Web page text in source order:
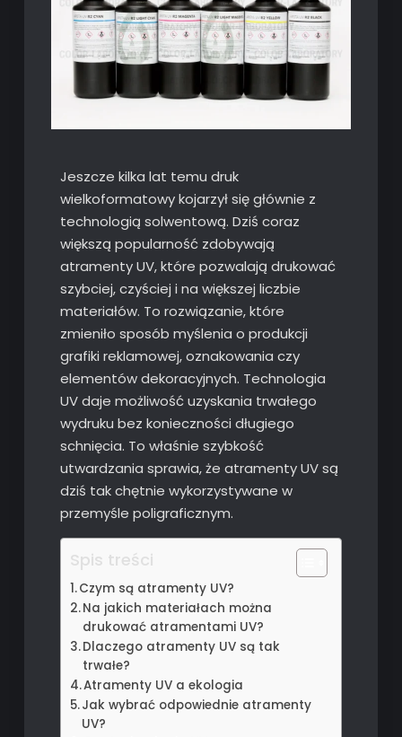
Jeszcze kilka lat temu druk
wielkoformatowy kojarzył się głównie z
technologią solwentową. Dziś coraz
większą popularność zdobywają
atramenty UV, które pozwalają drukować
szybciej, czyściej i na większej liczbie
materiałów. To rozwiązanie, które
zmieniło sposób myślenia o produkcji
grafiki reklamowej, oznakowania czy
elementów dekoracyjnych. Technologia
UV daje możliwość uzyskania trwałego
wydruku bez konieczności długiego
schnięcia. To właśnie szybkość
utwardzania sprawia, że atramenty UV są
dziś tak chętnie wykorzystywane w
przemyśle poligraficznym.
Spis treści
Czym są atramenty UV?
Na jakich materiałach można
drukować atramentami UV?
Dlaczego atramenty UV są tak
trwałe?
Atramenty UV a ekologia
Jak wybrać odpowiednie atramenty
UV?